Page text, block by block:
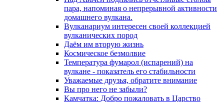
пара, напоминая о непрерывной активности
домашнего вулкана.
Вулканариум интересен своей коллекцией
вулканических пород
Даём им вторую жизнь
Космическое безмолвие
Температура фумарол (испарений) на
вулкане - показатель его стабильности
Уважаемые друзья, обратите внимание
Вы про него не забыли?
Камчатка: Добро пожаловать в Царство